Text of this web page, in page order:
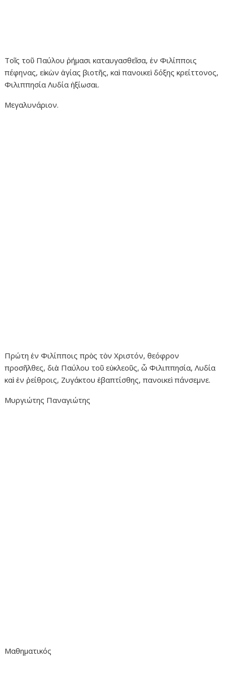
Τοῖς τοῦ Παύλου ῥήμασι καταυγασθεῖσα, ἐν Φιλίπποις
πέφηνας, εἰκὼν ἁγίας βιοτῆς, καὶ πανοικεὶ δόξης κρείττονος,
Φιλιππησία Λυδία ἠξίωσαι.
Μεγαλυνάριον.
Πρώτη ἐν Φιλίπποις πρὸς τὸν Χριστόν, θεόφρον
προσῆλθες, διὰ Παύλου τοῦ εὐκλεοῦς, ὦ Φιλιππησία, Λυδία
καὶ ἐν ῥείθροις, Ζυγάκτου ἐβαπτίσθης, πανοικεὶ πάνσεμνε.
Μυργιώτης Παναγιώτης
Μαθηματικός